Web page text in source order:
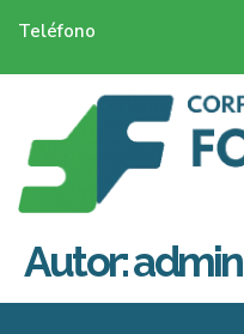
Teléfono
Autor:admin